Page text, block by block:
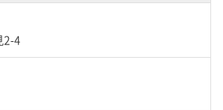
2-4